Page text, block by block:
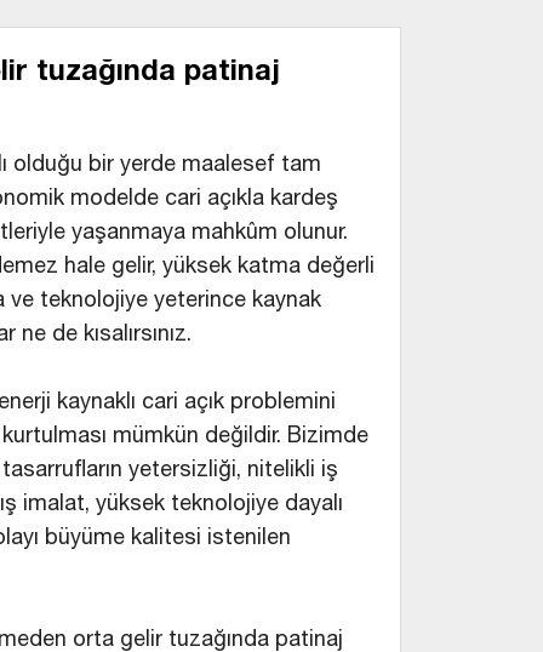
tuzağında patinaj
olduğu bir yerde maalesef tam
modelde cari açıkla kardeş
yaşanmaya mahkûm olunur.
hale gelir, yüksek katma değerli
ve teknolojiye yeterince kaynak
ne de kısalırsınız.
kaynaklı cari açık problemini
mümkün değildir. Bizimde
yetersizliği, nitelikli iş
imalat, yüksek teknolojiye dayalı
büyüme kalitesi istenilen
orta gelir tuzağında patinaj